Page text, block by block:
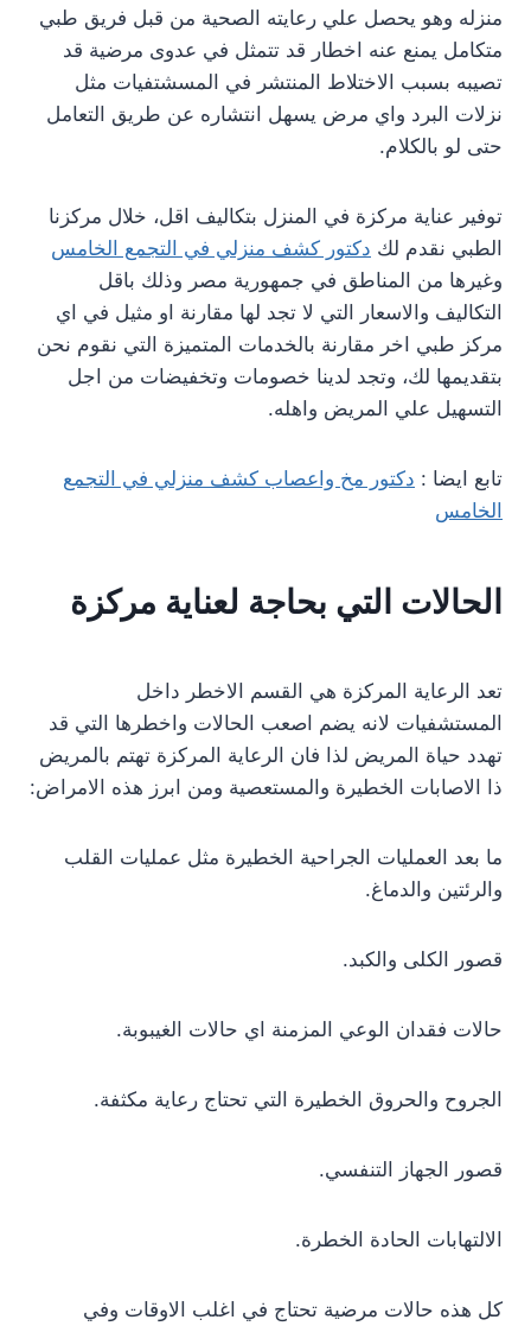
منزله وهو يحصل علي رعايته الصحية من قبل فريق طبي
متكامل يمنع عنه اخطار قد تتمثل في عدوى مرضية قد
تصيبه بسبب الاختلاط المنتشر في المسشتفيات مثل
نزلات البرد واي مرض يسهل انتشاره عن طريق التعامل
حتى لو بالكلام.
توفير عناية مركزة في المنزل بتكاليف اقل، خلال مركزنا
الطبي نقدم لك دكتور كشف منزلي في التجمع الخامس
وغيرها من المناطق في جمهورية مصر وذلك باقل
التكاليف والاسعار التي لا تجد لها مقارنة او مثيل في اي
مركز طبي اخر مقارنة بالخدمات المتميزة التي نقوم نحن
بتقديمها لك، وتجد لدينا خصومات وتخفيضات من اجل
التسهيل علي المريض واهله.
تابع ايضا : دكتور مخ واعصاب كشف منزلي في التجمع
الخامس
الحالات التي بحاجة لعناية مركزة
تعد الرعاية المركزة هي القسم الاخطر داخل
المستشفيات لانه يضم اصعب الحالات واخطرها التي قد
تهدد حياة المريض لذا فان الرعاية المركزة تهتم بالمريض
ذا الاصابات الخطيرة والمستعصية ومن ابرز هذه الامراض:
ما بعد العمليات الجراحية الخطيرة مثل عمليات القلب
والرئتين والدماغ.
قصور الكلى والكبد.
حالات فقدان الوعي المزمنة اي حالات الغيبوبة.
الجروح والحروق الخطيرة التي تحتاج رعاية مكثفة.
قصور الجهاز التنفسي.
الالتهابات الحادة الخطرة.
كل هذه حالات مرضية تحتاج في اغلب الاوقات وفي